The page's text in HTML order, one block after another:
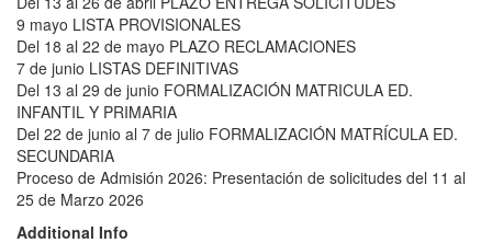
9 mayo LISTA PROVISIONALES
Del 18 al 22 de mayo PLAZO RECLAMACIONES
7 de junio LISTAS DEFINITIVAS
Del 13 al 29 de junio FORMALIZACIÓN MATRICULA ED.
INFANTIL Y PRIMARIA
Del 22 de junio al 7 de julio FORMALIZACIÓN MATRÍCULA ED.
SECUNDARIA
Proceso de Admisión 2026: Presentación de solicitudes del 11 al
25 de Marzo 2026
Additional Info